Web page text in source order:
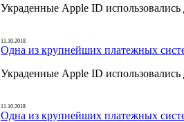
Украденные Apple ID
11.10.2018
Одна из крупнейших платежных
Украденные Apple ID
11.10.2018
Одна из крупнейших платежных